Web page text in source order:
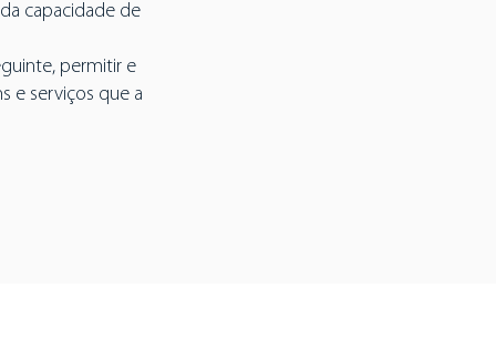
capacidade de
permitir e
e serviços que a